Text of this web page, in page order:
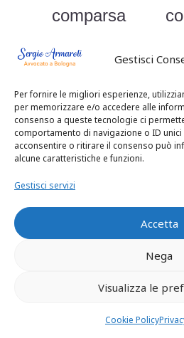
Gestisci
Per fornire le migliori esperienze,
per memorizzare e/o accedere alle
consenso a queste tecnologie ci
comportamento di navigazione o ID
acconsentire o ritirare il consenso può
alcune caratteristiche e funzioni.
Gestisci servizi
Accetta
Nega
Visualizza le
Cookie Policy
comparsa
limiti in cui
contrastare
incidentale
escludere il
vittima), ma
fini del
’ Soc.
cui la difesa